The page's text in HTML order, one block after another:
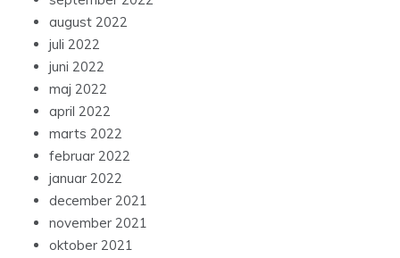
august 2022
juli 2022
juni 2022
maj 2022
april 2022
marts 2022
februar 2022
januar 2022
december 2021
november 2021
oktober 2021